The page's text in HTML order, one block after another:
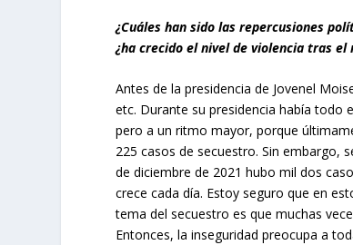
¿Cuáles han sido las repercusiones
¿ha crecido el nivel de violencia tras el
Antes de la presidencia de Jovenel
etc. Durante su presidencia había todo
pero a un ritmo mayor, porque
225 casos de secuestro. Sin embargo,
de diciembre de 2021 hubo mil dos
crece cada día. Estoy seguro que en
tema del secuestro es que muchas
Entonces, la inseguridad preocupa a